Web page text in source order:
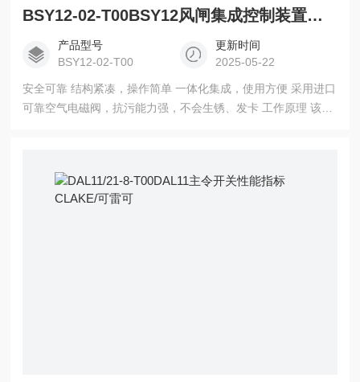
BSY12-02-T00BSY12风闸集成控制装置可雷可/克拉克/CLAKE
产品型号
BSY12-02-T00
更新时间
2025-05-22
安全可靠 结构紧凑，操作简单 一体化集成，使用方便 采用进口
可靠空气电磁阀，抗污能力强，不会生锈、发卡 工作原理 该装